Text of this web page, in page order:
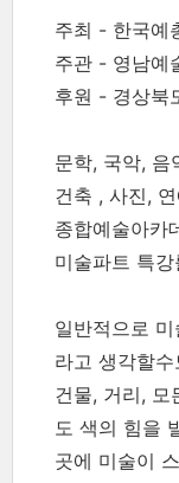
주최 - 한국예
주관 - 영남예
후원 - 경상북
문학, 국악, 음
건축 , 사진,
종합예술아카
미술파트 특
일반적으로
라고 생각할
건물, 거리, 모
도 색의 힘을
곳에 미술이